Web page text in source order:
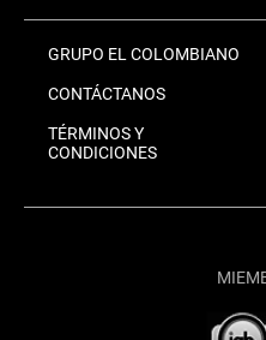
GRUPO EL COLOMBIANO
CONTÁCTANOS
TÉRMINOS Y
CONDICIONES